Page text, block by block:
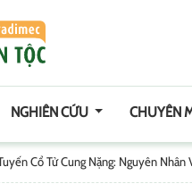
NGHIÊN CỨU CHUYÊN
Cổ Tử Cung Nặng: Nguyên Nhân